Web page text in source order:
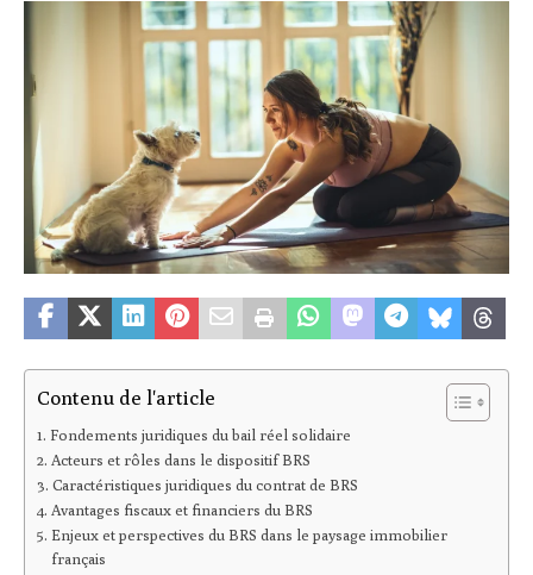
Contenu de l'article
Fondements juridiques du bail réel solidaire
Acteurs et rôles dans le dispositif BRS
Caractéristiques juridiques du contrat de BRS
Avantages fiscaux et financiers du BRS
Enjeux et perspectives du BRS dans le paysage immobilier
français